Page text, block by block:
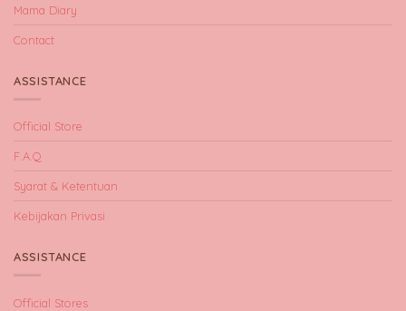
Mama Diary
Contact
ASSISTANCE
Official Store
F.A.Q
Syarat & Ketentuan
Kebijakan Privasi
ASSISTANCE
Official Stores